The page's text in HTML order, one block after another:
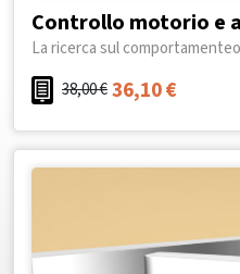
Controllo motorio e
La ricerca sul
38,00€36,10€